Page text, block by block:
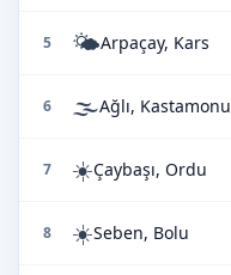
5 🌤️Arpaçay, Kars
6 🌫️Ağlı, Kastamonu
7 ☀️Çaybaşı, Ordu
8 ☀️Seben, Bolu